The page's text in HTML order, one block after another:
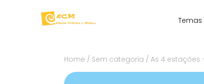
Temas
Home / Sem categoria / As 4 estações